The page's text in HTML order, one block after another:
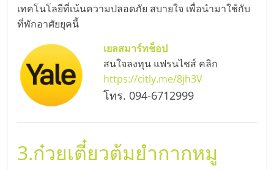
ขา
แฟ
รน
ไชส์,
ศูนย์
เทคโนโลยีที่เน้นความปลอดภัย สบายใจ เพื่อนำมาใช้กับ
ที่พักอาศัยยุคนี้
เยลสมาร์ทช็อป
สนใจลงทุน แฟรนไชส์ คลิก
https://citly.me/8jh3V
โทร. 094-6712999
3.ก๋วยเตี๋ยวต้มยำกากหมู